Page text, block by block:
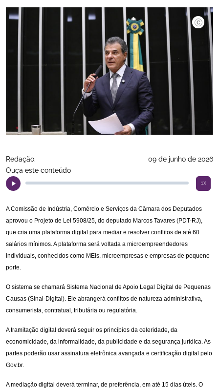
Kayo
Redação.
09 de junho de 2026
Ouça este conteúdo
1x
A Comissão de Indústria, Comércio e Serviços da Câmara dos Deputados
aprovou o Projeto de Lei 5908/25, do deputado Marcos Tavares (PDT-RJ),
que cria uma plataforma digital para mediar e resolver conflitos de até 60
salários mínimos. A plataforma será voltada a microempreendedores
individuais, conhecidos como MEIs, microempresas e empresas de pequeno
porte.
O sistema se chamará Sistema Nacional de Apoio Legal Digital de Pequenas
Causas (Sinal-Digital). Ele abrangerá conflitos de natureza administrativa,
consumerista, contratual, tributária ou regulatória.
A tramitação digital deverá seguir os princípios da celeridade, da
economicidade, da informalidade, da publicidade e da segurança jurídica. As
partes poderão usar assinatura eletrônica avançada e certificação digital pelo
Gov.br.
A mediação digital deverá terminar, de preferência, em até 15 dias úteis. O